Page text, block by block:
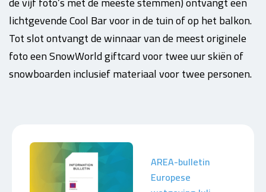
lichtgevende Cool Bar voor in de tuin of op het balkon.
Tot slot ontvangt de winnaar van de meest originele
foto een SnowWorld giftcard voor twee uur skiën of
snowboarden inclusief materiaal voor twee personen.
AREA-bulletin
Europese